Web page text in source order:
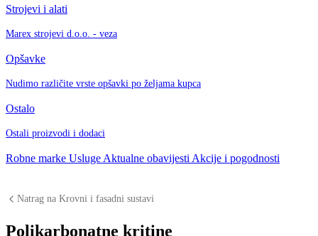
Strojevi i alati
Marex strojevi d.o.o. - veza
Opšavke
Nudimo različite vrste opšavki po željama kupca
Ostalo
Ostali proizvodi i dodaci
Robne marke Usluge Aktualne obavijesti Akcije i pogodnosti
Natrag na Krovni i fasadni sustavi
Polikarbonatne kritine